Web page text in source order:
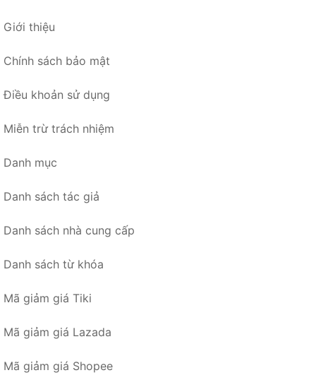
Giới thiệu
Chính sách bảo mật
Điều khoản sử dụng
Miễn trừ trách nhiệm
Danh mục
Danh sách tác giả
Danh sách nhà cung cấp
Danh sách từ khóa
Mã giảm giá Tiki
Mã giảm giá Lazada
Mã giảm giá Shopee